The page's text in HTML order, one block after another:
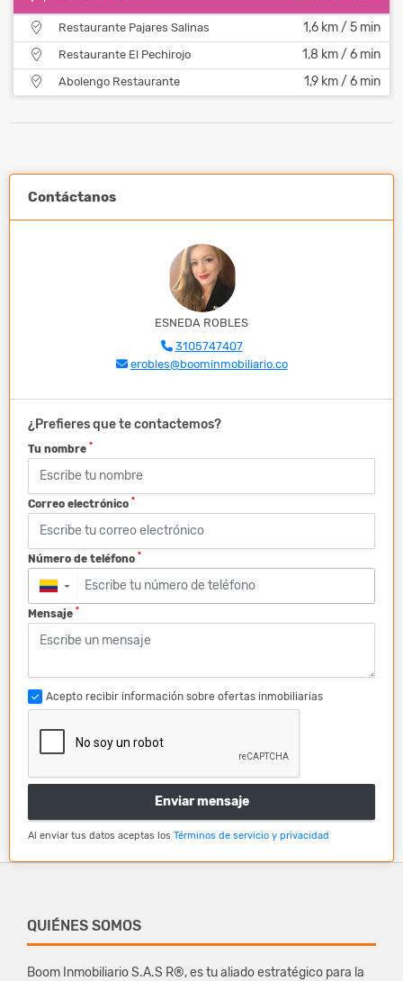
Restaurante Pajares Salinas 1,6 km / 5 min
Restaurante El Pechirojo 1,8 km / 6 min
Abolengo Restaurante 1,9 km / 6 min
Contáctanos
ESNEDA ROBLES
3105747407
erobles@boominmobiliario.co
¿Prefieres que te contactemos?
Tu nombre *
Correo electrónico *
Número de teléfono *
▼
Mensaje *
Acepto recibir información sobre ofertas inmobiliarias
Enviar mensaje
Al enviar tus datos aceptas los Términos de servicio y privacidad
QUIÉNES SOMOS
Boom Inmobiliario S.A.S R®, es tu aliado estratégico para la